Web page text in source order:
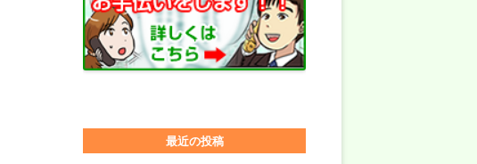
最近の投稿